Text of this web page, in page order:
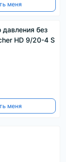
меня
давления без
HD 9/20-4 S
меня